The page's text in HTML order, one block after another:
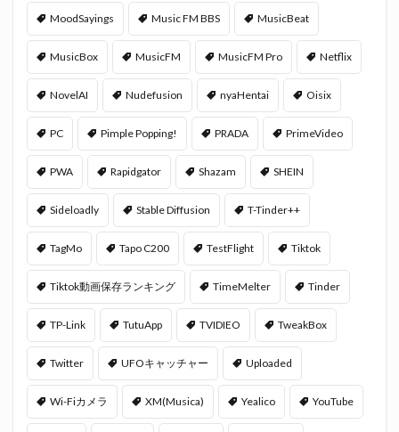
MoodSayings Music FM BBS MusicBeat
MusicBox MusicFM MusicFM Pro Netflix
NovelAI Nudefusion nyaHentai Oisix
PC Pimple Popping! PRADA PrimeVideo
PWA Rapidgator Shazam SHEIN
Sideloadly Stable Diffusion T-Tinder++
TagMo Tapo C200 TestFlight Tiktok
Tiktok動画保存ランキング TimeMelter Tinder
TP-Link TutuApp TVIDIEO TweakBox
Twitter UFOキャッチャー Uploaded
Wi-Fiカメラ XM(Musica) Yealico YouTube